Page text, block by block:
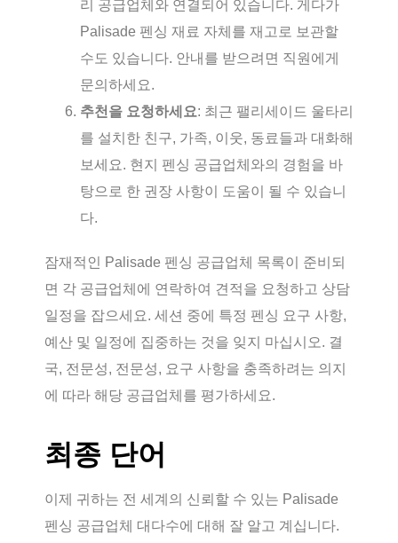
리 공급업체와 연결되어 있습니다. 게다가
Palisade 펜싱 재료 자체를 재고로 보관할
수도 있습니다. 안내를 받으려면 직원에게
문의하세요.
추천을 요청하세요: 최근 팰리세이드 울타리
를 설치한 친구, 가족, 이웃, 동료들과 대화해
보세요. 현지 펜싱 공급업체와의 경험을 바
탕으로 한 권장 사항이 도움이 될 수 있습니
다.
잠재적인 Palisade 펜싱 공급업체 목록이 준비되
면 각 공급업체에 연락하여 견적을 요청하고 상담
일정을 잡으세요. 세션 중에 특정 펜싱 요구 사항,
예산 및 일정에 집중하는 것을 잊지 마십시오. 결
국, 전문성, 전문성, 요구 사항을 충족하려는 의지
에 따라 해당 공급업체를 평가하세요.
최종 단어
이제 귀하는 전 세계의 신뢰할 수 있는 Palisade
펜싱 공급업체 대다수에 대해 잘 알고 계십니다.